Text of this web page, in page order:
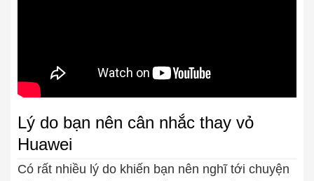
Lý do bạn nên cân nhắc thay vỏ
Huawei
Có rất nhiều lý do khiến bạn nên nghĩ tới chuyện